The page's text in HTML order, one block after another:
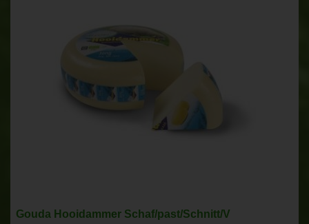
Gouda Hooidammer Schaf/past/Schnitt/V